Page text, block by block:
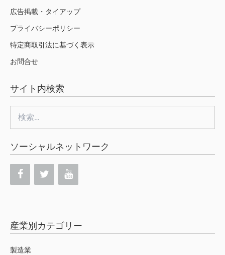
広告掲載・タイアップ
プライバシーポリシー
特定商取引法に基づく表示
お問合せ
サイト内検索
索:
ソーシャルネットワーク
産業別カテゴリー
製造業